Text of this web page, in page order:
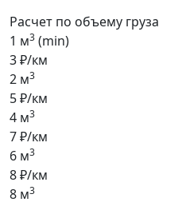
Расчет по объему груза
1 м3 (min)
3 ₽/км
2 м3
5 ₽/км
4 м3
7 ₽/км
6 м3
8 ₽/км
8 м3